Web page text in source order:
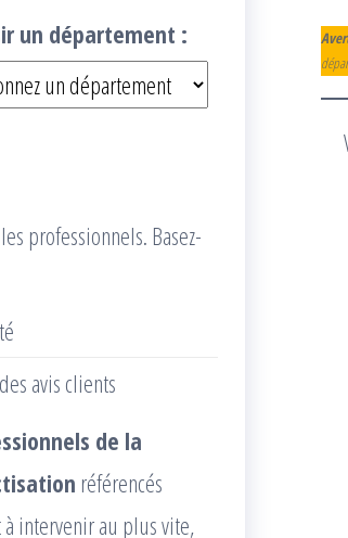
un département :
professionnels. Basez-
avis clients
de la
référencés
à intervenir au plus vite,